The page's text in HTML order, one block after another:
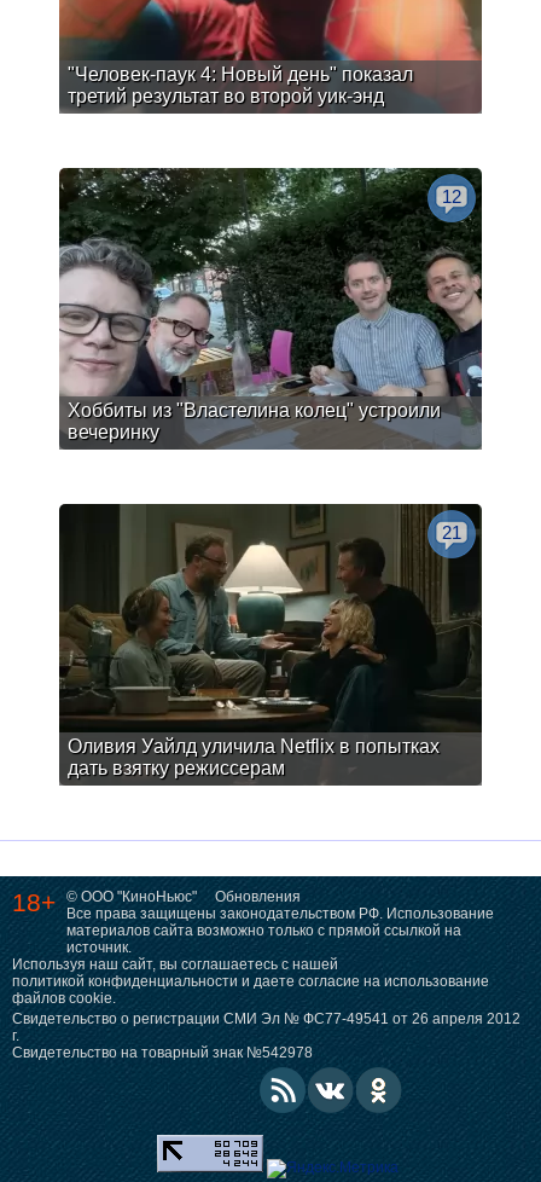
"Человек-паук 4: Новый день" показал
третий результат во второй уик-энд
Хоббиты из "Властелина колец" устроили
вечеринку
12
Оливия Уайлд уличила Netflix в попытках
дать взятку режиссерам
21
18+ © ООО "КиноНьюс"
Обновления
Все права защищены законодательством РФ. Использование
материалов сайта возможно только с прямой ссылкой на
источник.
Используя наш сайт, вы соглашаетесь с нашей
политикой конфиденциальности и даете согласие на использование
файлов cookie.
Свидетельство о регистрации СМИ Эл № ФС77-49541 от 26 апреля 2012
г.
Свидетельство на товарный знак №542978